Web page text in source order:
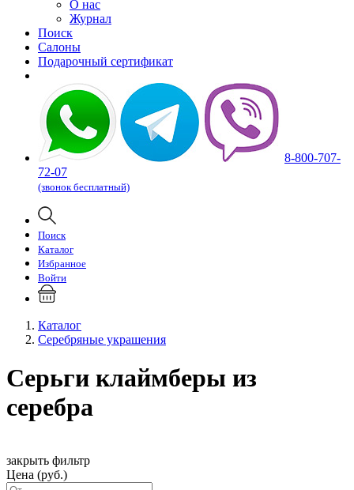
О нас
Журнал
Поиск
Салоны
Подарочный сертификат
8-800-707-
72-07
(звонок бесплатный)
Поиск
Каталог
Избранное
Войти
Каталог
Серебряные украшения
Серьги клаймберы из
серебра
закрыть фильтр
Цена (руб.)